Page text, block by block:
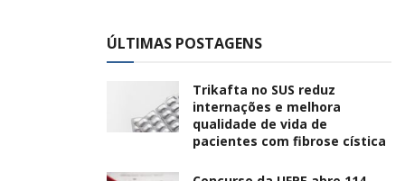
ÚLTIMAS POSTAGENS
Trikafta no SUS reduz
internações e melhora
qualidade de vida de
pacientes com fibrose cística